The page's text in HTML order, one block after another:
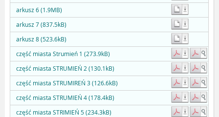
arkusz 6 (1.9MB)
arkusz 7 (837.5kB)
arkusz 8 (523.6kB)
część miasta Strumień 1 (273.9kB)
część miasta STRUMIEŃ 2 (130.1kB)
część miasta STRUMIREŃ 3 (126.6kB)
część miasta STRUMIEŃ 4 (178.4kB)
część miasta STRIMIEŃ 5 (234.3kB)